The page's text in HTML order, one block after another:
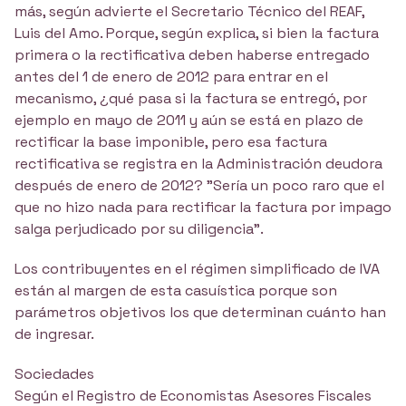
más, según advierte el Secretario Técnico del REAF,
Luis del Amo. Porque, según explica, si bien la factura
primera o la rectificativa deben haberse entregado
antes del 1 de enero de 2012 para entrar en el
mecanismo, ¿qué pasa si la factura se entregó, por
ejemplo en mayo de 2011 y aún se está en plazo de
rectificar la base imponible, pero esa factura
rectificativa se registra en la Administración deudora
después de enero de 2012? "Sería un poco raro que el
que no hizo nada para rectificar la factura por impago
salga perjudicado por su diligencia".
Los contribuyentes en el régimen simplificado de IVA
están al margen de esta casuística porque son
parámetros objetivos los que determinan cuánto han
de ingresar.
Sociedades
Según el Registro de Economistas Asesores Fiscales